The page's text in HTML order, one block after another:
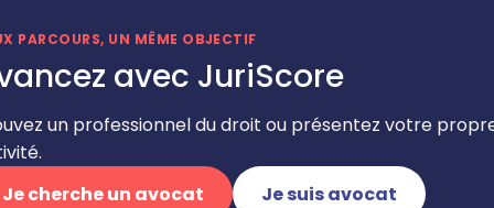
PARCOURS, UN MÊME OBJECTIF
avec JuriScore
un professionnel du droit ou présentez votre
Je cherche un avocat
Je suis avocat